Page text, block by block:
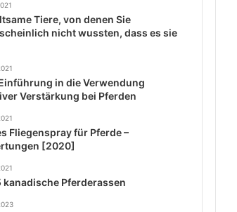
Tiere, von denen Sie
nicht wussten, dass es sie
in die Verwendung
Verstärkung bei Pferden
Fliegenspray für Pferde –
[2020]
kanadische Pferderassen